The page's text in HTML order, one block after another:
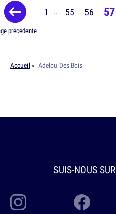
précédente
1 ... 55 56 57
Accueil Adelou Des Bois
SUIS-NOUS SUR